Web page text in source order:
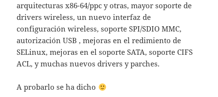
arquitecturas x86-64/ppc y otras, mayor soporte de
drivers wireless, un nuevo interfaz de
configuración wireless, soporte SPI/SDIO MMC,
autorización USB , mejoras en el redimiento de
SELinux, mejoras en el soporte SATA, soporte CIFS
ACL, y muchas nuevos drivers y parches.
A probarlo se ha dicho